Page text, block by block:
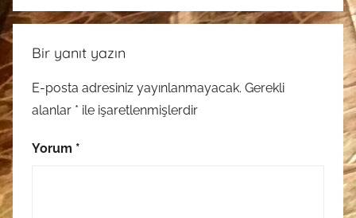
Bir yanıt yazın
E-posta adresiniz yayınlanmayacak. Gerekli
alanlar * ile işaretlenmişlerdir
Yorum *